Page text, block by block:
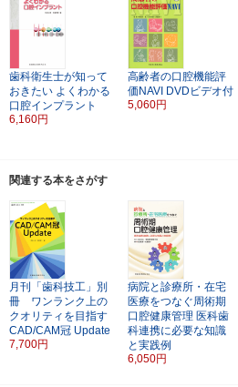
歯科衛生士が知って
おきたい よくわかる
口腔インプラント
6,160円
高齢者の口腔機能評
価NAVI DVDビデオ付
5,060円
関連する本をさがす
月刊「歯科技工」別
冊 ワンランク上の
クオリティを目指す
CAD/CAM冠 Update
7,700円
病院と診療所・在宅
医療をつなぐ周術期
口腔健康管理 医科歯
科連携に必要な知識
と実践例
6,050円